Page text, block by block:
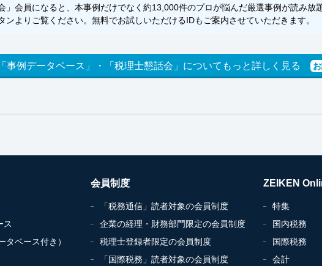
」会員になると、本事例だけでなく約13,000件のプロが悩んだ厳選事例が読み放
ンよりご覧ください。無料でお試しいただけるIDもご案内させていただきます。
「事例データベース」・「税理士懇話会」についてもっと詳しく見る
ス
タベース付き）
会員制度
「税務通信」読者対象の会員制度
企業の経理・財務部門限定の会員制度
税理士登録者限定の会員制度
「国際税務」読者対象の会員制度
ZEIKEN
特集
国内税務
国際税務
会計